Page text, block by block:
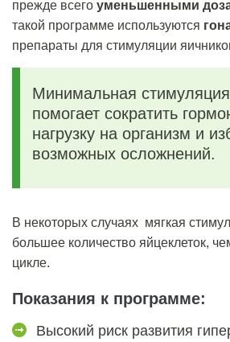
прежде всего уменьшенными
такой программе используются
препараты для стимуляции
Минимальная
помогает сократить
нагрузку на организм и
возможных осложнений.
В некоторых случаях мягкая
большее количество яйцеклеток,
цикле.
Показания к программе:
Высокий риск развития